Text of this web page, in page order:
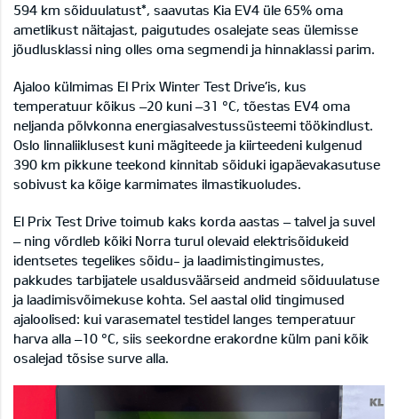
594 km sõiduulatust*, saavutas Kia EV4 üle 65% oma
ametlikust näitajast, paigutudes osalejate seas ülemisse
jõudlusklassi ning olles oma segmendi ja hinnaklassi parim.
Ajaloo külmimas El Prix Winter Test Drive’is, kus
temperatuur kõikus –20 kuni –31 °C, tõestas EV4 oma
neljanda põlvkonna energiasalvestussüsteemi töökindlust.
Oslo linnaliiklusest kuni mägiteede ja kiirteedeni kulgenud
390 km pikkune teekond kinnitab sõiduki igapäevakasutuse
sobivust ka kõige karmimates ilmastikuoludes.
El Prix Test Drive toimub kaks korda aastas – talvel ja suvel
– ning võrdleb kõiki Norra turul olevaid elektrisõidukeid
identsetes tegelikes sõidu- ja laadimistingimustes,
pakkudes tarbijatele usaldusväärseid andmeid sõiduulatuse
ja laadimisvõimekuse kohta. Sel aastal olid tingimused
ajaloolised: kui varasematel testidel langes temperatuur
harva alla –10 °C, siis seekordne erakordne külm pani kõik
osalejad tõsise surve alla.